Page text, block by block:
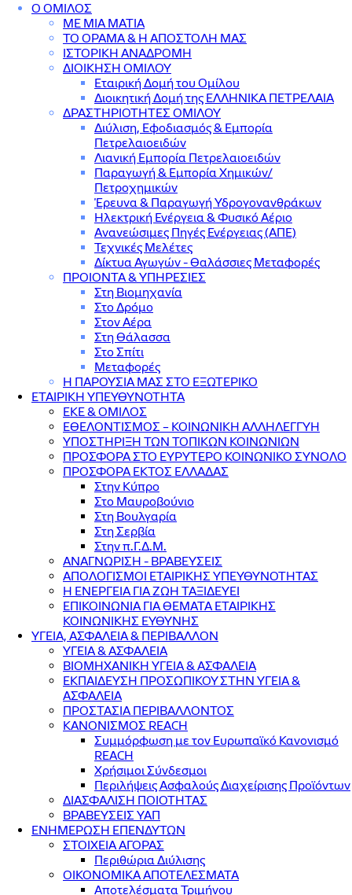
Ο ΟΜΙΛΟΣ
ΜΕ ΜΙΑ ΜΑΤΙΑ
ΤΟ ΟΡΑΜΑ & Η ΑΠΟΣΤΟΛΗ ΜΑΣ
ΙΣΤΟΡΙΚΗ ΑΝΑΔΡΟΜΗ
ΔΙΟΙΚΗΣΗ ΟΜΙΛΟΥ
Εταιρική Δομή του Ομίλου
Διοικητική Δομή της ΕΛΛΗΝΙΚΑ ΠΕΤΡΕΛΑΙΑ
ΔΡΑΣΤΗΡΙΟΤΗΤΕΣ ΟΜΙΛΟΥ
Διύλιση, Εφοδιασμός & Εμπορία
Πετρελαιοειδών
Λιανική Εμπορία Πετρελαιοειδών
Παραγωγή & Εμπορία Χημικών/
Πετροχημικών
Έρευνα & Παραγωγή Υδρογονανθράκων
Ηλεκτρική Ενέργεια & Φυσικό Αέριο
Ανανεώσιμες Πηγές Ενέργειας (ΑΠΕ)
Τεχνικές Μελέτες
Δίκτυα Αγωγών - Θαλάσσιες Μεταφορές
ΠΡΟΙΟΝΤΑ & YΠΗΡΕΣΙΕΣ
Στη Βιομηχανία
Στο Δρόμο
Στον Αέρα
Στη Θάλασσα
Στο Σπίτι
Μεταφορές
Η ΠΑΡΟΥΣΙΑ ΜΑΣ ΣΤΟ ΕΞΩΤΕΡΙΚΟ
ΕΤΑΙΡΙΚΗ ΥΠΕΥΘΥΝΟΤΗΤΑ
ΕΚΕ & ΟΜΙΛΟΣ
ΕΘΕΛΟΝΤΙΣΜΟΣ – ΚΟΙΝΩΝΙΚΗ ΑΛΛΗΛΕΓΓΥΗ
ΥΠΟΣΤΗΡΙΞΗ ΤΩΝ ΤΟΠΙΚΩΝ ΚΟΙΝΩΝΙΩΝ
ΠΡΟΣΦΟΡΑ ΣΤΟ ΕΥΡΥΤΕΡΟ ΚΟΙΝΩΝΙΚΟ ΣΥΝΟΛΟ
ΠΡΟΣΦΟΡΑ ΕΚΤΟΣ ΕΛΛΑΔΑΣ
Στην Κύπρο
Στο Μαυροβούνιο
Στη Βουλγαρία
Στη Σερβία
Στην π.Γ.Δ.Μ.
ΑΝΑΓΝΩΡΙΣΗ - ΒΡΑΒΕΥΣΕΙΣ
ΑΠΟΛΟΓΙΣΜΟΙ ΕΤΑΙΡΙΚΗΣ ΥΠΕΥΘΥΝΟΤΗΤΑΣ
Η ΕΝΕΡΓΕΙΑ ΓΙΑ ΖΩΗ ΤΑΞΙΔΕΥΕΙ
ΕΠΙΚΟΙΝΩΝΙΑ ΓΙΑ ΘΕΜΑΤΑ ΕΤΑΙΡΙΚΗΣ
ΚΟΙΝΩΝΙΚΗΣ ΕΥΘΥΝΗΣ
ΥΓΕΙΑ, ΑΣΦΑΛΕΙΑ & ΠΕΡΙΒΑΛΛΟΝ
ΥΓΕΙΑ & ΑΣΦΑΛΕΙΑ
ΒΙΟΜΗΧΑΝΙΚΗ ΥΓΕΙΑ & ΑΣΦΑΛΕΙΑ
ΕΚΠΑΙΔΕΥΣΗ ΠΡΟΣΩΠΙΚΟΥ ΣΤΗΝ ΥΓΕΙΑ &
ΑΣΦΑΛΕΙΑ
ΠΡΟΣΤΑΣΙΑ ΠΕΡΙΒΑΛΛΟΝΤΟΣ
ΚΑΝΟΝΙΣΜΟΣ REACH
Συμμόρφωση με τον Ευρωπαϊκό Κανονισμό
REACH
Χρήσιμοι Σύνδεσμοι
Περιλήψεις Ασφαλούς Διαχείρισης Προϊόντων
ΔΙΑΣΦΑΛΙΣΗ ΠΟΙΟΤΗΤΑΣ
ΒΡΑΒΕΥΣΕΙΣ ΥΑΠ
ΕΝΗΜΕΡΩΣΗ ΕΠΕΝΔΥΤΩΝ
ΣΤΟΙΧΕΙΑ ΑΓΟΡΑΣ
Περιθώρια Διύλισης
ΟΙΚΟΝΟΜΙΚΑ ΑΠΟΤΕΛΕΣΜΑΤΑ
Αποτελέσματα Τριμήνου